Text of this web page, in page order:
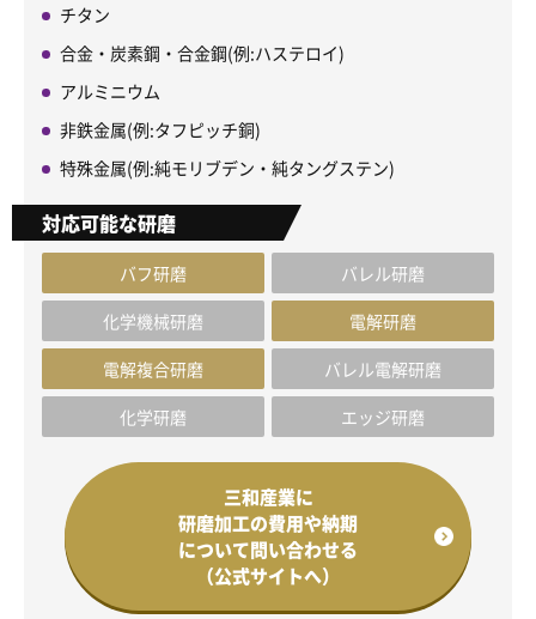
チタン
合金・炭素鋼・合金鋼(例:ハステロイ)
アルミニウム
非鉄金属(例:タフピッチ銅)
特殊金属(例:純モリブデン・純タングステン)
対応可能な研磨
バフ研磨
バレル研磨
化学機械研磨
電解研磨
電解複合研磨
バレル電解研磨
化学研磨
エッジ研磨
三和産業に
研磨加工の費用や納期
について問い合わせる
（公式サイトへ）